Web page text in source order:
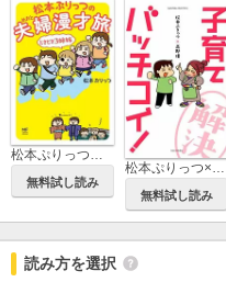
松本ぷりっつの夫婦漫才旅
無料試し読み
松本ぷりっつ×高野優 子育てバッチコイ！
無料試し読み
読み方を選択